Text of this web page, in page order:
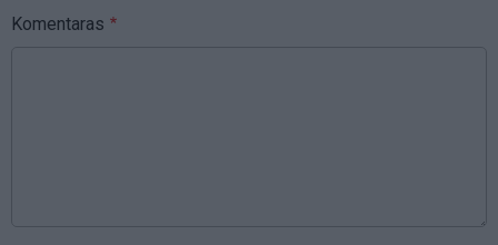
Komentaras